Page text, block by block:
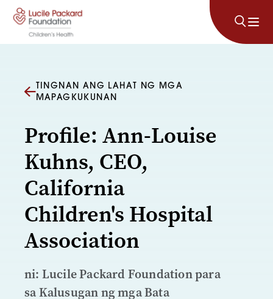
Lumaktaw sa nilalaman
TINGNAN ANG LAHAT NG MGA
MAPAGKUKUNAN
Profile: Ann-Louise
Kuhns, CEO,
California
Children's Hospital
Association
ni: Lucile Packard Foundation para
sa Kalusugan ng mga Bata